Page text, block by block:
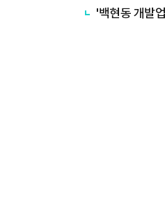
'백현동 개발